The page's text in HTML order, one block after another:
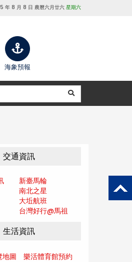
年 8 月 8 日 農曆六月廿六 星期六
海象預報
交通資訊
新臺馬輪
南北之星
大坵航班
台灣好行@馬祖
生活資訊
地圖
樂活體育館預約